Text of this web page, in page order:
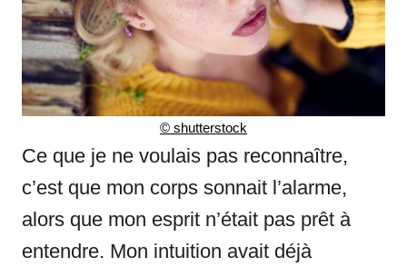
© shutterstock
Ce que je ne voulais pas reconnaître,
c’est que mon corps sonnait l’alarme,
alors que mon esprit n’était pas prêt à
entendre. Mon intuition avait déjà